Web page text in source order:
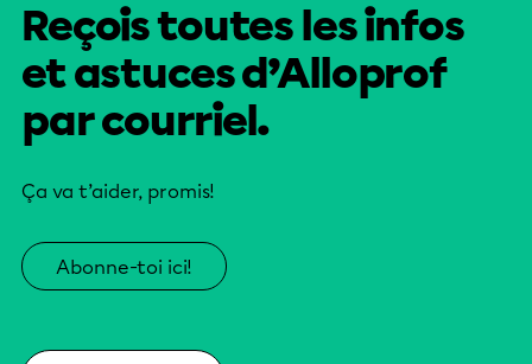
Reçois toutes les infos
et astuces d’Alloprof
par courriel.
Ça va t’aider, promis!
Abonne-toi ici!